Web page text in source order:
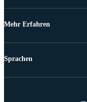
Mehr Erfahren
Sprachen